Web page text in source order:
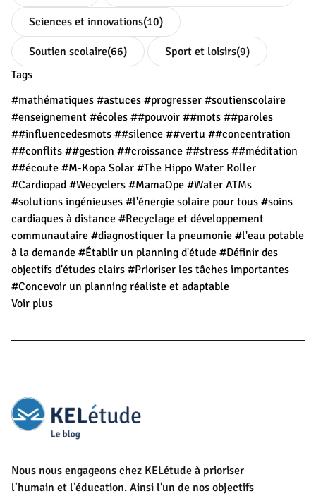
Sciences et innovations(10)
Soutien scolaire(66) Sport et loisirs(9)
Tags
#mathématiques #astuces #progresser #soutienscolaire
#enseignement #écoles ##pouvoir ##mots ##paroles
##influencedesmots ##silence ##vertu ##concentration
##conflits ##gestion ##croissance ##stress ##méditation
##écoute #M-Kopa Solar #The Hippo Water Roller
#Cardiopad #Wecyclers #MamaOpe #Water ATMs
#solutions ingénieuses #l'énergie solaire pour tous #soins
cardiaques à distance #Recyclage et développement
communautaire #diagnostiquer la pneumonie #l'eau potable
à la demande #Établir un planning d'étude #Définir des
objectifs d'études clairs #Prioriser les tâches importantes
#Concevoir un planning réaliste et adaptable
Voir plus
Nous nous engageons chez KELétude à prioriser
l’humain et l’éducation. Ainsi l'un de nos objectifs